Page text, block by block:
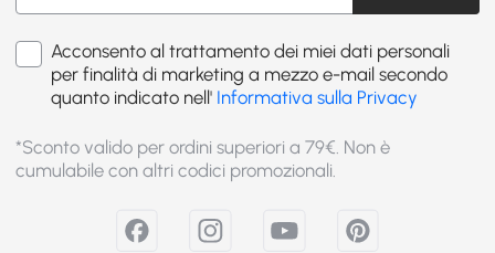
Acconsento al trattamento dei miei dati personali
per finalità di marketing a mezzo e-mail secondo
quanto indicato nell' Informativa sulla Privacy
*Sconto valido per ordini superiori a 79€. Non è
cumulabile con altri codici promozionali.